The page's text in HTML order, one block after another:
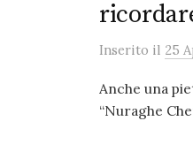
Inserito il 25
Anche una
“Nuraghe